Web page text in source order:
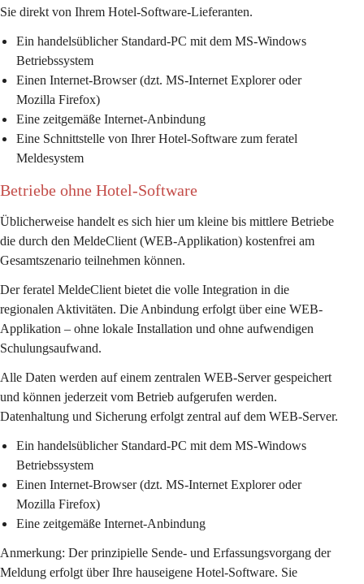
Sie direkt von Ihrem Hotel-Software-Lieferanten.
Ein handelsüblicher Standard-PC mit dem MS-Windows
Betriebssystem
Einen Internet-Browser (dzt. MS-Internet Explorer oder
Mozilla Firefox)
Eine zeitgemäße Internet-Anbindung
Eine Schnittstelle von Ihrer Hotel-Software zum feratel
Meldesystem
Betriebe ohne Hotel-Software
Üblicherweise handelt es sich hier um kleine bis mittlere Betriebe
die durch den MeldeClient (WEB-Applikation) kostenfrei am
Gesamtszenario teilnehmen können.
Der feratel MeldeClient bietet die volle Integration in die
regionalen Aktivitäten. Die Anbindung erfolgt über eine WEB-
Applikation – ohne lokale Installation und ohne aufwendigen
Schulungsaufwand.
Alle Daten werden auf einem zentralen WEB-Server gespeichert
und können jederzeit vom Betrieb aufgerufen werden.
Datenhaltung und Sicherung erfolgt zentral auf dem WEB-Server.
Ein handelsüblicher Standard-PC mit dem MS-Windows
Betriebssystem
Einen Internet-Browser (dzt. MS-Internet Explorer oder
Mozilla Firefox)
Eine zeitgemäße Internet-Anbindung
Anmerkung: Der prinzipielle Sende- und Erfassungsvorgang der
Meldung erfolgt über Ihre hauseigene Hotel-Software. Sie